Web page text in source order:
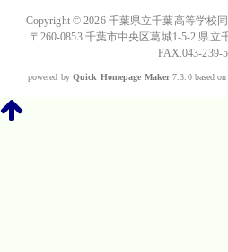
Copyright © 2026 千葉県立千葉高等学校
〒260-0853 千葉市中央区葛城1-5-2 県立
FAX.043-239-
powered by Quick Homepage Maker7.3.0 based